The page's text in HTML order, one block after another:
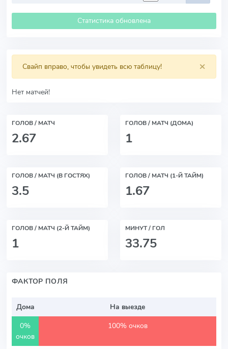
Статистика обновлена
×
Свайп вправо, чтобы увидеть всю таблицу!
Нет матчей!
ГОЛОВ / МАТЧ
2.67
ГОЛОВ / МАТЧ (ДОМА)
1
ГОЛОВ / МАТЧ (В ГОСТЯХ)
3.5
ГОЛОВ / МАТЧ (1-Й ТАЙМ)
1.67
ГОЛОВ / МАТЧ (2-Й ТАЙМ)
1
МИНУТ / ГОЛ
33.75
ФАКТОР ПОЛЯ
Дома
На выезде
0%
очков
100% очков